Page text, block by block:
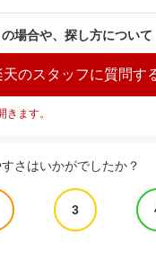
場合や、探し方について
天のスタッフに質問す
ます。
さはいかがでしたか？
3